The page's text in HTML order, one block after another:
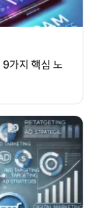
가지 핵심 노